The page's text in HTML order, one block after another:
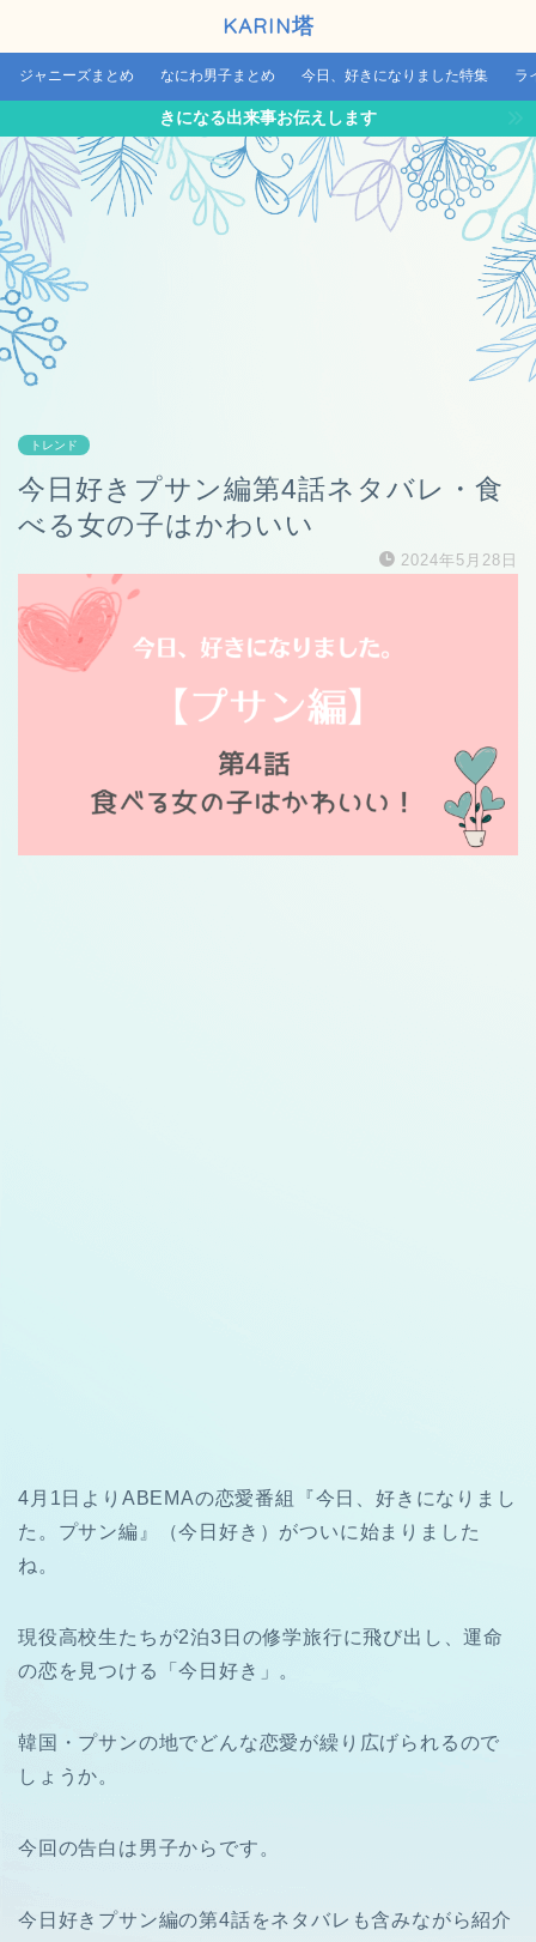
KARIN塔
ジャニーズまとめ なにわ男子まとめ 今日、好きになりました特集 ラ
きになる出来事お伝えします
トレンド
今日好きプサン編第4話ネタバレ・食
べる女の子はかわいい
2024年5月28日
4月1日よりABEMAの恋愛番組『今日、好きになりまし
た。プサン編』（今日好き）がついに始まりました
ね。
現役高校生たちが2泊3日の修学旅行に飛び出し、運命
の恋を見つける「今日好き」。
韓国・プサンの地でどんな恋愛が繰り広げられるので
しょうか。
今回の告白は男子からです。
今日好きプサン編の第4話をネタバレも含みながら紹介